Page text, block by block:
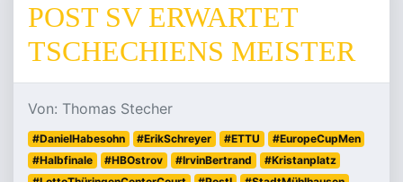
POST SV ERWARTET
TSCHECHIENS MEISTER
Von: Thomas Stecher
#DanielHabesohn #ErikSchreyer #ETTU
#EuropeCupMen
#Halbfinale
#HBOstrov #IrvinBertrand
#Kristanplatz